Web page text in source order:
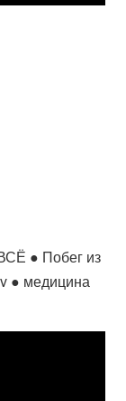
● Побег из
● медицина